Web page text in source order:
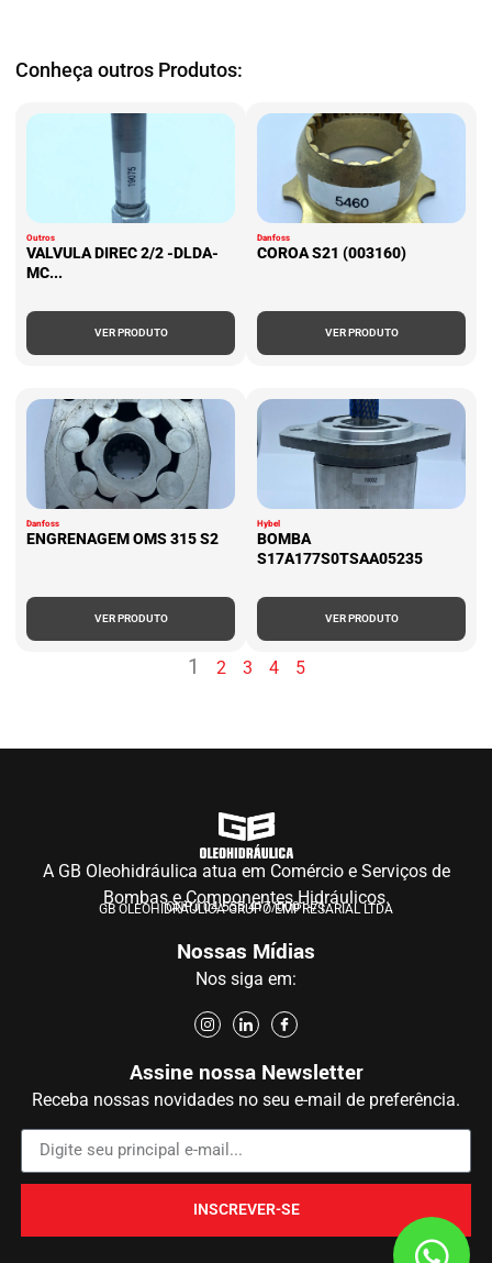
Conheça outros Produtos:
Outros
VALVULA DIREC 2/2 -DLDA-
MC...
VER PRODUTO
Danfoss
COROA S21 (003160)
VER PRODUTO
Danfoss
ENGRENAGEM OMS 315 S2
VER PRODUTO
Hybel
BOMBA
S17A177S0TSAA05235
VER PRODUTO
1 2 3 4 5
A GB Oleohidráulica atua em Comércio e Serviços de
Bombas e Componentes Hidráulicos.
GB OLEOHIDRÁULICA GRUPO EMPRESARIAL LTDA
CNPJ 04.555.417/0001-71
Nossas Mídias
Nos siga em:
Assine nossa Newsletter
Receba nossas novidades no seu e-mail de preferência.
INSCREVER-SE